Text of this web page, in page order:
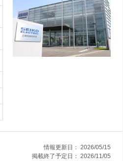
情報更新日： 2026/05/15
掲載終了予定日： 2026/11/05